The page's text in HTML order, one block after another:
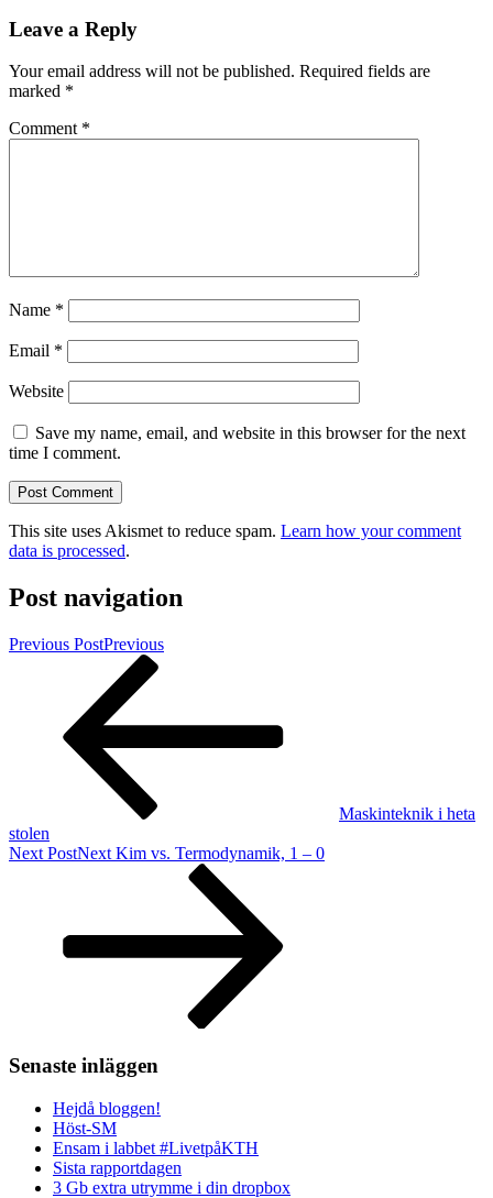
Leave a Reply
Your email address will not be published. Required fields are
marked *
Comment *
Name *
Email *
Website
Save my name, email, and website in this browser for the next
time I comment.
This site uses Akismet to reduce spam. Learn how your comment
data is processed.
Post navigation
Previous PostPrevious
Maskinteknik i heta
stolen
Next PostNext Kim vs. Termodynamik, 1 – 0
Senaste inläggen
Hejdå bloggen!
Höst-SM
Ensam i labbet #LivetpåKTH
Sista rapportdagen
3 Gb extra utrymme i din dropbox